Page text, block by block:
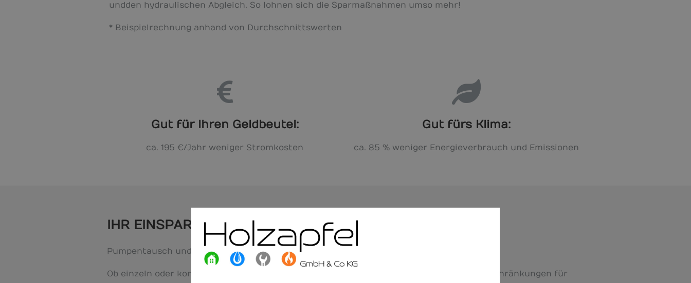
undden hydraulischen Abgleich. So lohnen sich die Sparmaßnahmen umso mehr!
* Beispielrechnung anhand von Durchschnittswerten
Gut für Ihren Geldbeutel:
ca. 195 €/Jahr weniger Stromkosten
Gut fürs Klima:
ca. 85 % weniger Energieverbrauch und Emissionen
IHR EINSPARPOTENZIAL AUF EINEN BLICK
Pumpentausch und hydraulischer Abgleich – zwei Investitionen, die sich lohnen
Ob einzeln oder kombiniert: Beide Maßnahmen sind unkompliziert und ohne Komforteinschränkungen für